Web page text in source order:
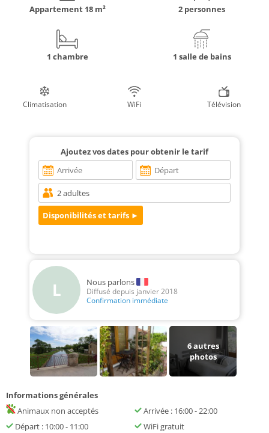
Appartement 18 m² 2 personnes
1 chambre 1 salle de bains
Climatisation WiFi Télévision
Ajoutez vos dates pour obtenir le tarif
L Nous parlons
Diffusé depuis janvier 2018
Confirmation immédiate
6autres
photos
Informations générales
Animaux non acceptés
Arrivée : 16:00 - 22:00
Départ : 10:00 - 11:00
WiFi gratuit